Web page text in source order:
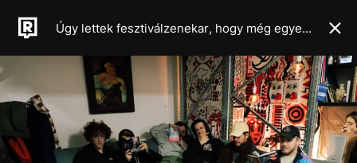
Úgy lettek fesztiválzenekar, hogy még egyetlen hangot nem írtak meg előre – Meglátogattuk a Berlin Hotel Collective-et